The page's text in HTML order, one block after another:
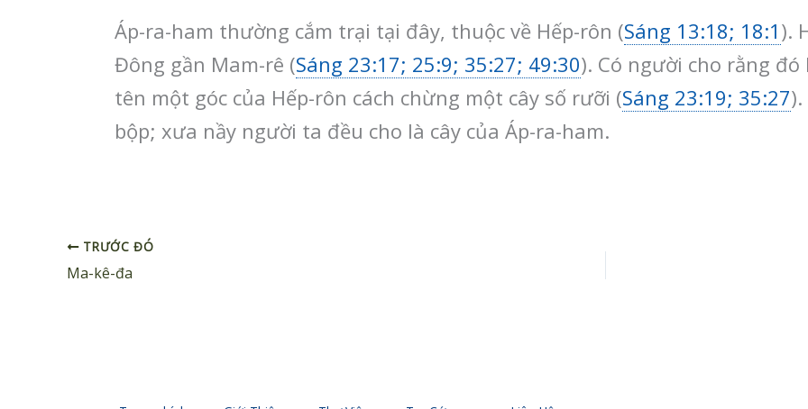
Áp-ra-ham thường cắm trại tại đây, thuộc về Hếp-rôn (Sáng 13:18; 18:1 ).
Đông gần Mam-rê (Sáng 23:17; 25:9; 35:27; 49:30). Có người cho rằng
tên một góc của Hếp-rôn cách chừng một cây số rưỡi (Sáng 23:19; 35:27
bộp; xưa nầy người ta đều cho là cây của Áp-ra-ham.
TRƯỚC ĐÓ
Ma-kê-đa